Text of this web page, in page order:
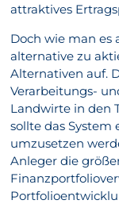
attraktives
Doch wie man es
alternative zu
Alternativen auf.
Verarbeitungs-
Landwirte in den
sollte das
umzusetzen
Anleger die